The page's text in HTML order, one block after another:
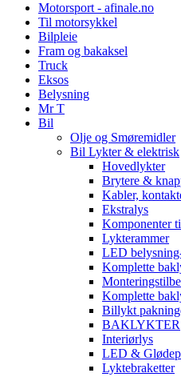
Motorsport - afinale.no
Til motorsykkel
Bilpleie
Fram og bakaksel
Truck
Eksos
Belysning
Mr T
Bil
Olje og Smøremidler
Bil Lykter & elektrisk
Hovedlykter
Brytere &
Kabler,
Ekstralys
Komponenter
Lykterammer
LED
Komplette
Komplette
Billykt
BAKLYKTER
Interiørlys
LED &
Lyktebraketter